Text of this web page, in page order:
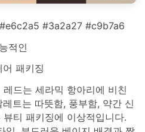
#3a2a27 #c9b7a6
적인
패키징
드는 세라믹 항아리에 비친
트는 따뜻함, 풍부함, 약간 신
티 패키징에 이상적입니다.